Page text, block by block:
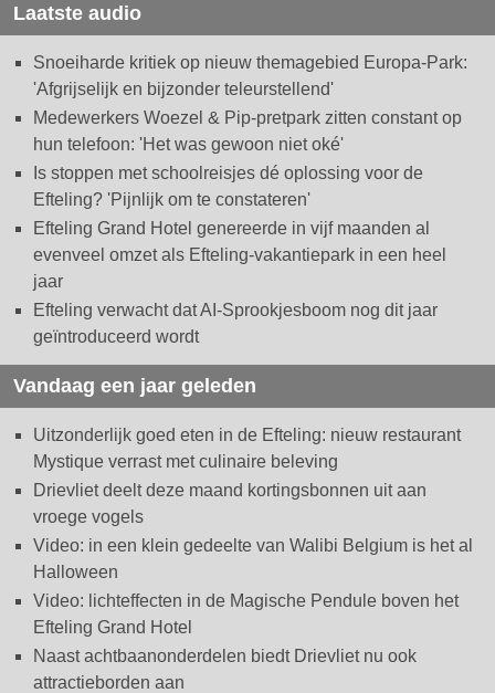
Laatste audio
Snoeiharde kritiek op nieuw themagebied Europa-Park:
'Afgrijselijk en bijzonder teleurstellend'
Medewerkers Woezel & Pip-pretpark zitten constant op
hun telefoon: 'Het was gewoon niet oké'
Is stoppen met schoolreisjes dé oplossing voor de
Efteling? 'Pijnlijk om te constateren'
Efteling Grand Hotel genereerde in vijf maanden al
evenveel omzet als Efteling-vakantiepark in een heel
jaar
Efteling verwacht dat AI-Sprookjesboom nog dit jaar
geïntroduceerd wordt
Vandaag een jaar geleden
Uitzonderlijk goed eten in de Efteling: nieuw restaurant
Mystique verrast met culinaire beleving
Drievliet deelt deze maand kortingsbonnen uit aan
vroege vogels
Video: in een klein gedeelte van Walibi Belgium is het al
Halloween
Video: lichteffecten in de Magische Pendule boven het
Efteling Grand Hotel
Naast achtbaanonderdelen biedt Drievliet nu ook
attractieborden aan